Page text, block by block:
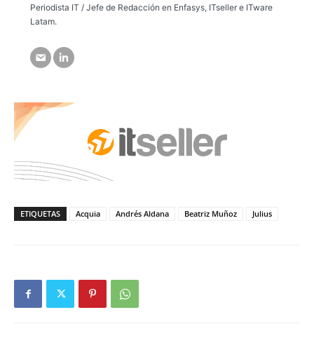
Periodista IT / Jefe de Redacción en Enfasys, ITseller e ITware
Latam.
ETIQUETAS Acquia Andrés Aldana Beatriz Muñoz Julius